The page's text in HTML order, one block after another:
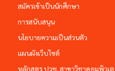
สมัครเข้าเป็นนักศึกษา
การสนับสนุน
นโยบายความเป็นส่วนตัว
แผนผังเว็บไซต์
หลักสูตร ปวช. สาขาวิชาคอมพิวเต